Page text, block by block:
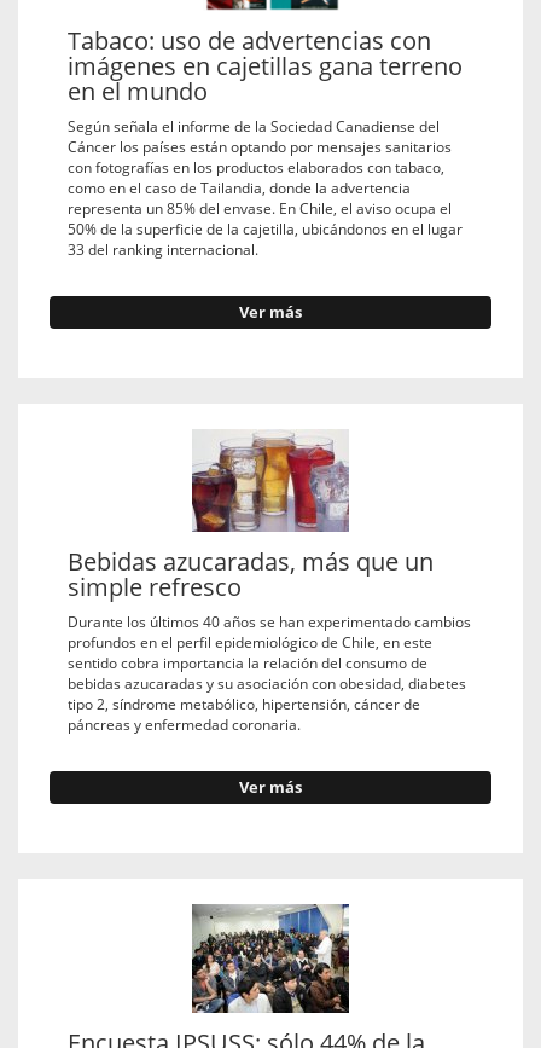
Tabaco: uso de advertencias con
imágenes en cajetillas gana terreno
en el mundo
Según señala el informe de la Sociedad Canadiense del
Cáncer los países están optando por mensajes sanitarios
con fotografías en los productos elaborados con tabaco,
como en el caso de Tailandia, donde la advertencia
representa un 85% del envase. En Chile, el aviso ocupa el
50% de la superficie de la cajetilla, ubicándonos en el lugar
33 del ranking internacional.
Ver más
Bebidas azucaradas, más que un
simple refresco
Durante los últimos 40 años se han experimentado cambios
profundos en el perﬁl epidemiológico de Chile, en este
sentido cobra importancia la relación del consumo de
bebidas azucaradas y su asociación con obesidad, diabetes
tipo 2, síndrome metabólico, hipertensión, cáncer de
páncreas y enfermedad coronaria.
Ver más